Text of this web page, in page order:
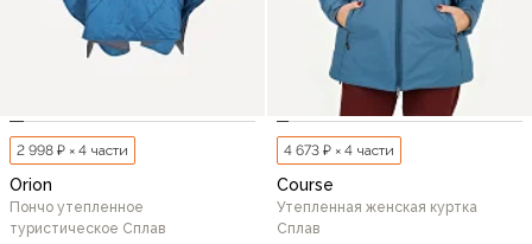
2 998 ₽ × 4 части
Orion
Пончо утепленное
туристическое Сплав
4 673 ₽ × 4 части
Course
Утепленная женская куртка
Сплав